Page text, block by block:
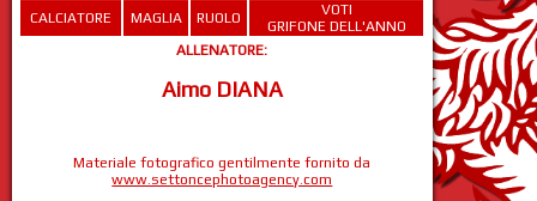
CALCIATORE MAGLIA RUOLO
VOTI
GRIFONE DELL'ANNO
ALLENATORE:
Aimo DIANA
Materiale fotografico gentilmente fornito da
www.settoncephotoagency.com